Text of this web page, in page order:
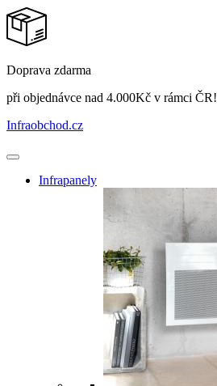
Doprava zdarma
při objednávce nad 4.000Kč v rámci ČR!
Infraobchod.cz
Infrapanely